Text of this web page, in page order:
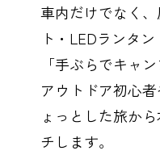
車内だけでなく
ト・LEDランタ
「手ぶらでキャ
アウトドア初心
ょっとした旅か
チします。